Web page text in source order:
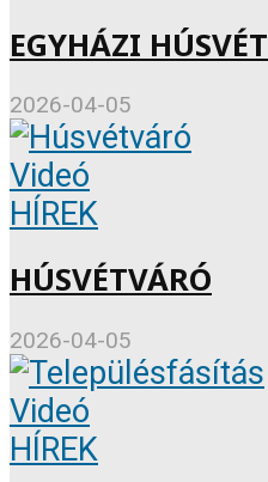
EGYHÁZI HÚSVÉT
2026-04-05
Videó
HÍREK
HÚSVÉTVÁRÓ
2026-04-05
Videó
HÍREK